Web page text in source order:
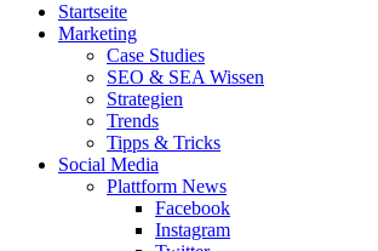
Startseite
Marketing
Case Studies
SEO & SEA Wissen
Strategien
Trends
Tipps & Tricks
Social Media
Plattform News
Facebook
Instagram